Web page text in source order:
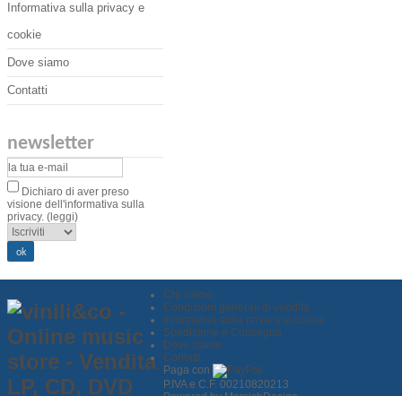
Informativa sulla privacy e
cookie
Dove siamo
Contatti
newsletter
Dichiaro di aver preso
visione dell'informativa sulla
privacy. (leggi)
Chi siamo
Condizioni generali di vendita
Informativa sulla privacy e cookie
Spedizione e Consegna
Dove siamo
Contatti
Paga con
P.IVA e C.F. 00210820213